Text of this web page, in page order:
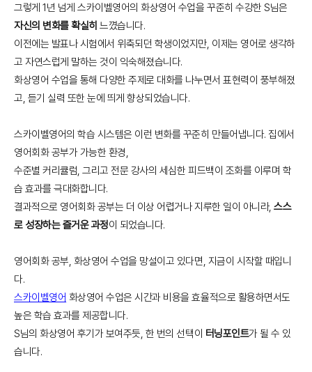
그렇게 1년 넘게 스카이벨영어의 화상영어 수업을 꾸준히 수강한 S님은
자신의 변화를 확실히 느꼈습니다.
이전에는 발표나 시험에서 위축되던 학생이었지만, 이제는 영어로 생각하
고 자연스럽게 말하는 것이 익숙해졌습니다.
화상영어 수업을 통해 다양한 주제로 대화를 나누면서 표현력이 풍부해졌
고, 듣기 실력 또한 눈에 띄게 향상되었습니다.
스카이벨영어의 학습 시스템은 이런 변화를 꾸준히 만들어냅니다. 집에서
영어회화 공부가 가능한 환경,
수준별 커리큘럼, 그리고 전문 강사의 세심한 피드백이 조화를 이루며 학
습 효과를 극대화합니다.
결과적으로 영어회화 공부는 더 이상 어렵거나 지루한 일이 아니라,스스
로 성장하는 즐거운 과정이 되었습니다.
영어회화 공부, 화상영어 수업을 망설이고 있다면, 지금이 시작할 때입니
다.
스카이벨영어 화상영어 수업은 시간과 비용을 효율적으로 활용하면서도
높은 학습 효과를 제공합니다.
S님의 화상영어 후기가 보여주듯, 한 번의 선택이 터닝포인트가 될 수 있
습니다.